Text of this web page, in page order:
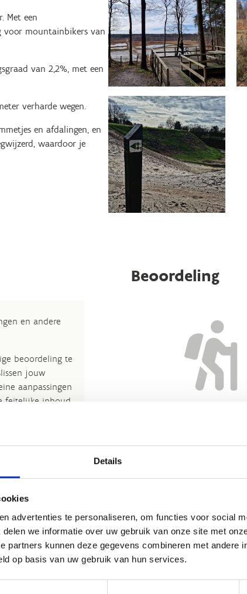
Details
advertenties te personaliseren, om functies voor social
we informatie over uw gebruik van onze site met
partners kunnen deze gegevens combineren met andere
op basis van uw gebruik van hun services.
Met een
voor mountainbikers van
van 2,2%, met een
verharde wegen.
en afdalingen, en
waardoor je
en andere
beoordeling te
jouw
aanpassingen
feitelijke inhoud
verbeteren.​
de
Beoordeling
Geen reacties gevonden.